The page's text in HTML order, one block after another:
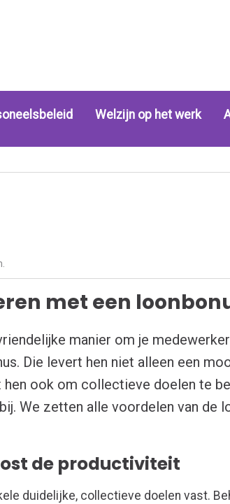
Welzijn op het werk
met een
manier om je
Die levert hen niet alleen een
ook om collectieve doelen te
We zetten alle voordelen van de
de productiviteit
duidelijke, collectieve doelen vast.